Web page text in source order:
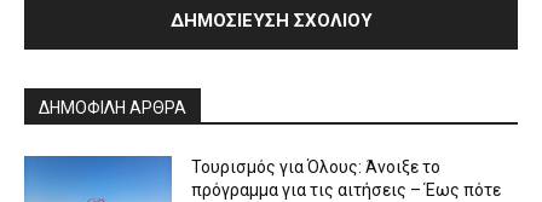
ΔΗΜΟΦΙΛΗ ΑΡΘΡΑ
Τουρισμός για Όλους: Άνοιξε το
πρόγραμμα για τις αιτήσεις – Έως πότε